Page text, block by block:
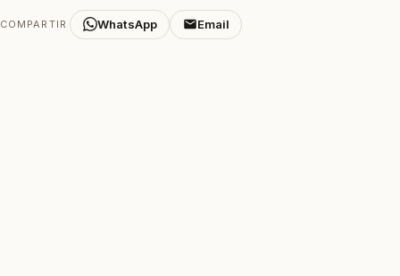
COMPARTIR WhatsApp Email